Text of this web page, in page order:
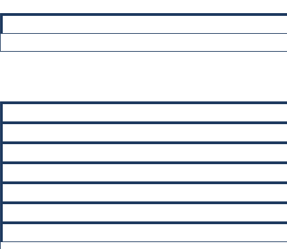
יחזור אליכם בהקדם האפשרי